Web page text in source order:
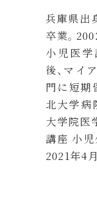
兵庫県出
卒業。
小児医
後、マイ
門に短期
北大学病
大学院医
講座 小児
2021年4